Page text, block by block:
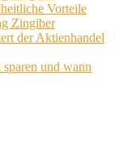
Vorteile
Zingiber
der Aktienhandel
und wann